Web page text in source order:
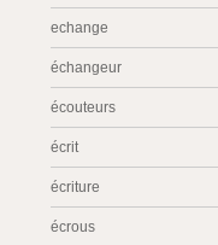
echange
échangeur
écouteurs
écrit
écriture
écrous